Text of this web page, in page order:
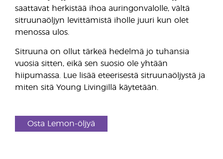
saattavat herkistää ihoa auringonvalolle, vältä
sitruunaöljyn levittämistä iholle juuri kun olet
menossa ulos.
Sitruuna on ollut tärkeä hedelmä jo tuhansia
vuosia sitten, eikä sen suosio ole yhtään
hiipumassa. Lue lisää eteerisestä sitruunaöljystä ja
miten sitä Young Livingillä käytetään.
Osta Lemon-öljyä